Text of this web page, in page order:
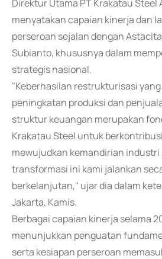
Direktur Utama PT Krakatau Steel
menyatakan capaian kinerja dan
perseroan sejalan dengan
Subianto, khususnya dalam
strategis nasional.
"Keberhasilan restrukturisasi
peningkatan produksi dan
struktur keuangan merupakan
Krakatau Steel untuk
mewujudkan kemandirian industri
transformasi ini kami jalankan
berkelanjutan," ujar dia dalam
Jakarta, Kamis.
Berbagai capaian kinerja selama
menunjukkan penguatan
serta kesiapan perseroan